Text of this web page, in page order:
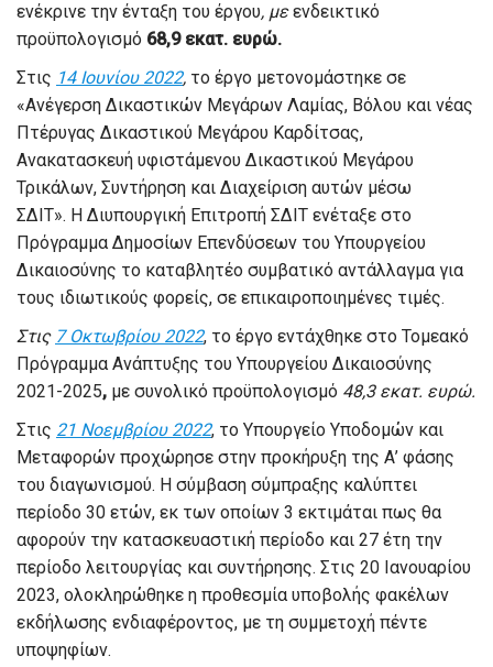
ενέκρινε την ένταξη του έργου, μεενδεικτικό
προϋπολογισμό 68,9 εκατ. ευρώ.
Στις 14 Ιουνίου 2022, το έργο μετονομάστηκε σε
«Ανέγερση Δικαστικών Μεγάρων Λαμίας, Βόλου και νέας
Πτέρυγας Δικαστικού Μεγάρου Καρδίτσας,
Ανακατασκευή υφιστάμενου Δικαστικού Μεγάρου
Τρικάλων, Συντήρηση και Διαχείριση αυτών μέσω
ΣΔΙΤ». Η Διυπουργική Επιτροπή ΣΔΙΤ ενέταξε στο
Πρόγραμμα Δημοσίων Επενδύσεων του Υπουργείου
Δικαιοσύνης το καταβλητέο συμβατικό αντάλλαγμα για
τους ιδιωτικούς φορείς, σε επικαιροποιημένες τιμές.
Στις 7 Οκτωβρίου 2022, το έργο εντάχθηκε στο Τομεακό
Πρόγραμμα Ανάπτυξης του Υπουργείου Δικαιοσύνης
2021-2025, με συνολικό προϋπολογισμό 48,3 εκατ. ευρώ.
Στις 21 Νοεμβρίου 2022, το Υπουργείο Υποδομών και
Μεταφορών προχώρησε στην προκήρυξη της Α’ φάσης
του διαγωνισμού. Η σύμβαση σύμπραξης καλύπτει
περίοδο 30 ετών, εκ των οποίων 3 εκτιμάται πως θα
αφορούν την κατασκευαστική περίοδο και 27 έτη την
περίοδο λειτουργίας και συντήρησης. Στις 20 Ιανουαρίου
2023, ολοκληρώθηκε η προθεσμία υποβολής φακέλων
εκδήλωσης ενδιαφέροντος, με τη συμμετοχή πέντε
υποψηφίων.